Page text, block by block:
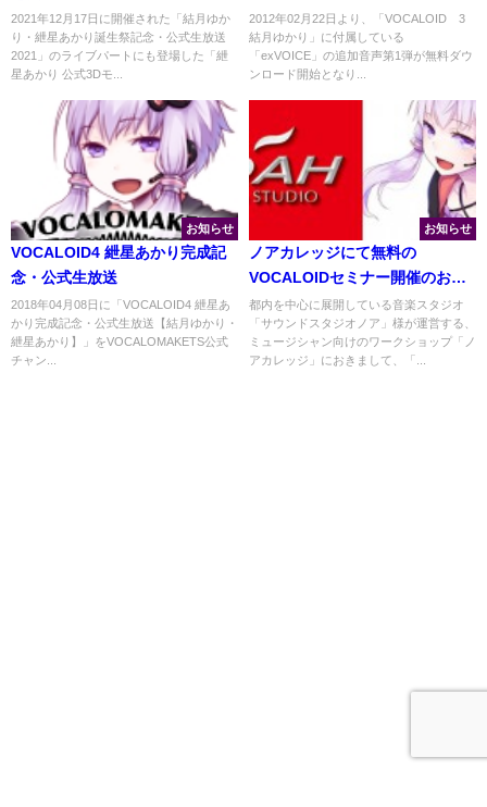
2021年12月17日に開催された「結月ゆか
り・紲星あかり誕生祭記念・公式生放送
2021」のライブパートにも登場した「紲
星あかり 公式3Dモ...
2012年02月22日より、「VOCALOID™3
結月ゆかり」に付属している
「exVOICE」の追加音声第1弾が無料ダウ
ンロード開始となり...
お知らせ
VOCALOID4 紲星あかり完成記
念・公式生放送
2018年04月08日に「VOCALOID4 紲星あ
かり完成記念・公式生放送【結月ゆかり・
紲星あかり】」をVOCALOMAKETS公式
チャン...
お知らせ
ノアカレッジにて無料の
VOCALOIDセミナー開催のお知
らせ
都内を中心に展開している音楽スタジオ
「サウンドスタジオノア」様が運営する、
ミュージシャン向けのワークショップ「ノ
アカレッジ」におきまして、「...